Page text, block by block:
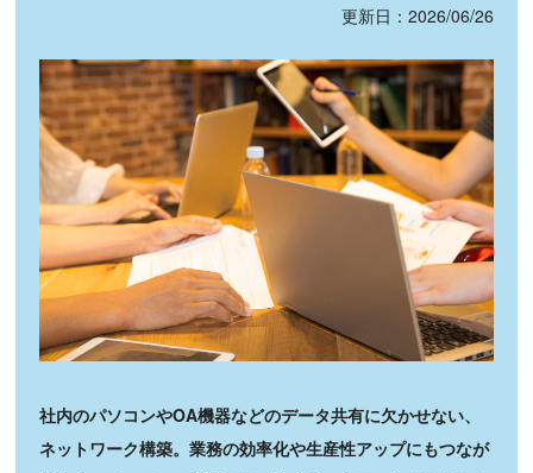
更新日：2026/06/26
社内のパソコンやOA機器などのデータ共有に欠かせない、
ネットワーク構築。業務の効率化や生産性アップにもつなが